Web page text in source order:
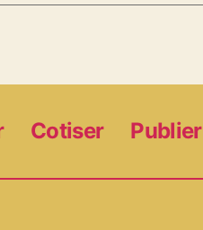
Cotiser Publier